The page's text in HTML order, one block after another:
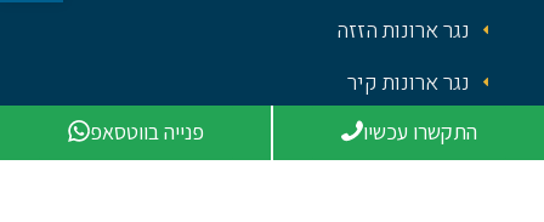
נגר ארונות הזזה
נגר ארונות קיר
מטבחים בעיצוב אישי
התקשרו עכשיו פנייה בווטסאפ